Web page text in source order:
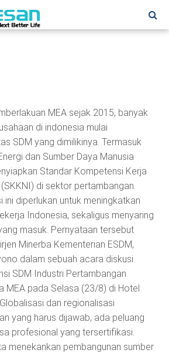
MEA sejak 2015, banyak
di indonesia mulai
SDM yang dimilikinya. Termasuk
dan Sumber Daya Manusia
Standar Kompetensi Kerja
di sektor pertambangan.
diperlukan untuk meningkatkan
Indonesia, sekaligus menyaring
masuk. Pernyataan tersebut
Minerba Kementerian ESDM,
dalam sebuah acara diskusi
SDM Industri Pertambangan
MEA pada Selasa (23/8) di Hotel
dan regionalisasi
yang harus dijawab, ada peluang
profesional yang tersertifikasi.
menekankan pembangunan sumber